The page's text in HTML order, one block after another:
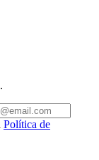
Política de